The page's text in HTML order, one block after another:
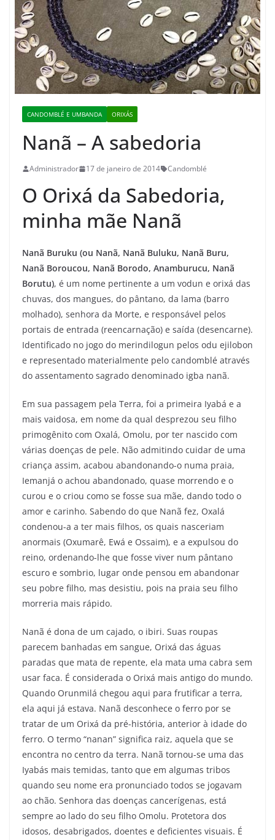
CANDOMBLÉ E UMBANDA ORIXÁS
Nanã – A sabedoria
Administrador 17 de janeiro de 2014 Candomblé
O Orixá da Sabedoria,
minha mãe Nanã
Nanã Buruku (ou Nanã, Nanã Buluku, Nanã Buru,
Nanã Boroucou, Nanã Borodo, Anamburucu, Nanã
Borutu), é um nome pertinente a um vodun e orixá das
chuvas, dos mangues, do pântano, da lama (barro
molhado), senhora da Morte, e responsável pelos
portais de entrada (reencarnação) e saída (desencarne).
Identificado no jogo do merindilogun pelos odu ejilobon
e representado materialmente pelo candomblé através
do assentamento sagrado denominado igba nanã.
Em sua passagem pela Terra, foi a primeira Iyabá e a
mais vaidosa, em nome da qual desprezou seu filho
primogênito com Oxalá, Omolu, por ter nascido com
várias doenças de pele. Não admitindo cuidar de uma
criança assim, acabou abandonando-o numa praia,
Iemanjá o achou abandonado, quase morrendo e o
curou e o criou como se fosse sua mãe, dando todo o
amor e carinho. Sabendo do que Nanã fez, Oxalá
condenou-a a ter mais filhos, os quais nasceriam
anormais (Oxumarê, Ewá e Ossaim), e a expulsou do
reino, ordenando-lhe que fosse viver num pântano
escuro e sombrio, lugar onde pensou em abandonar
seu pobre filho, mas desistiu, pois na praia seu filho
morreria mais rápido.
Nanã é dona de um cajado, o ibiri. Suas roupas
parecem banhadas em sangue, Orixá das águas
paradas que mata de repente, ela mata uma cabra sem
usar faca. É considerada o Orixá mais antigo do mundo.
Quando Orunmilá chegou aqui para frutificar a terra,
ela aqui já estava. Nanã desconhece o ferro por se
tratar de um Orixá da pré-história, anterior à idade do
ferro. O termo “nanan” significa raiz, aquela que se
encontra no centro da terra. Nanã tornou-se uma das
Iyabás mais temidas, tanto que em algumas tribos
quando seu nome era pronunciado todos se jogavam
ao chão. Senhora das doenças cancerígenas, está
sempre ao lado do seu filho Omolu. Protetora dos
idosos, desabrigados, doentes e deficientes visuais. É